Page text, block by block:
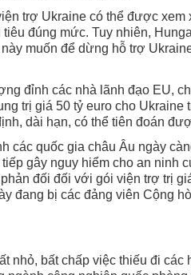
trợ Ukraine có thể được xem
đúng mức. Tuy nhiên,
muốn để dừng hỗ trợ
đỉnh các nhà lãnh đạo EU,
trị giá 50 tỷ euro cho Ukraine
dài hạn, có thể tiên đoán
các quốc gia châu Âu ngày
gây nguy hiểm cho an ninh
đối đối với gói viện trợ trị
đang bị các đảng viên Cộng
nhỏ, bất chấp việc thiếu đi các